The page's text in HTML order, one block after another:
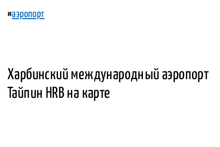
#аэропорт
Харбинский международный аэропорт
Тайпин HRB на карте